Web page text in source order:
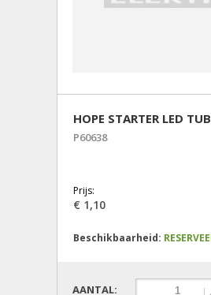
HOPE STARTER LED
P60638
Prijs:
€ 1,10
Beschikbaarheid:
AANTAL: